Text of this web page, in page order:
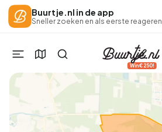
Buurtje.nl in de app
Sneller zoeken en als eerste reageren
Win €250!